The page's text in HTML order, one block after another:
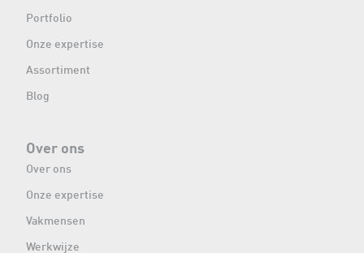
Portfolio
Onze expertise
Assortiment
Blog
Over ons
Over ons
Onze expertise
Vakmensen
Werkwijze